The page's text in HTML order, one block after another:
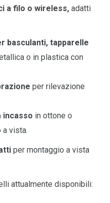
a filo o wireless, adatti
basculanti, tapparelle
o in plastica con
per rilevazione
incasso in ottone o
a vista.
per montaggio a vista
attualmente disponibili: